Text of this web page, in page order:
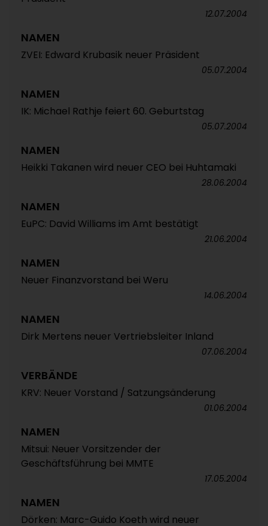
12.07.2004
NAMEN
ZVEI: Edward Krubasik neuer Präsident
05.07.2004
NAMEN
IK: Michael Rathje feiert 60. Geburtstag
05.07.2004
NAMEN
Heikki Takanen wird neuer CEO bei Huhtamaki
28.06.2004
NAMEN
EuPC: David Williams im Amt bestätigt
21.06.2004
NAMEN
Neuer Finanzvorstand bei Weru
14.06.2004
NAMEN
Dirk Mertens neuer Vertriebsleiter Inland
07.06.2004
VERBÄNDE
KRV: Neuer Vorstand / Satzungsänderung
01.06.2004
NAMEN
Mitsui: Neuer Vorsitzender der
Geschäftsführung bei MMTE
17.05.2004
NAMEN
Dörken: Marc-Guido Koeth wird neuer